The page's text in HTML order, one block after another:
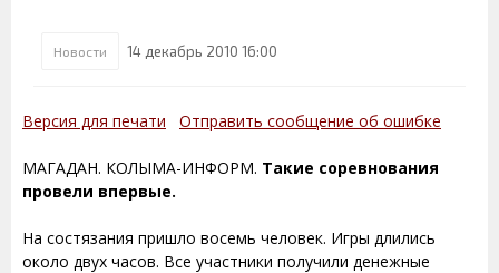
Новости 14 декабрь 2010 16:00
Версия для печати Отправить сообщение об ошибке
МАГАДАН. КОЛЫМА-ИНФОРМ. Такие соревнования
провели впервые.
На состязания пришло восемь человек. Игры длились
около двух часов. Все участники получили денежные